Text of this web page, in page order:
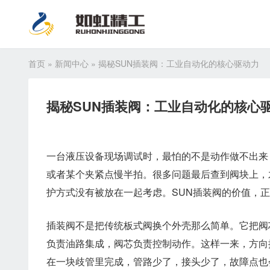
首页 » 新闻中心 » 揭秘SUN插装阀：工业自动化的核心驱动力
揭秘SUN插装阀：工业自动化的核心
一台液压设备现场调试时，最怕的不是动作做不出
或者某个夹紧点慢半拍。很多问题最后查到阀块上
护方式没有被放在一起考虑。SUN插装阀的价值，
插装阀不是把传统板式阀换个外壳那么简单。它把
负责油路集成，阀芯负责控制动作。这样一来，方
在一块歧管里完成，管路少了，接头少了，故障点